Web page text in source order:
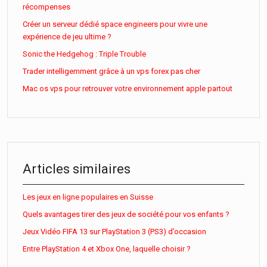
récompenses
Créer un serveur dédié space engineers pour vivre une
expérience de jeu ultime ?
Sonic the Hedgehog : Triple Trouble
Trader intelligemment grâce à un vps forex pas cher
Mac os vps pour retrouver votre environnement apple partout
Articles similaires
Les jeux en ligne populaires en Suisse
Quels avantages tirer des jeux de société pour vos enfants ?
Jeux Vidéo FIFA 13 sur PlayStation 3 (PS3) d’occasion
Entre PlayStation 4 et Xbox One, laquelle choisir ?